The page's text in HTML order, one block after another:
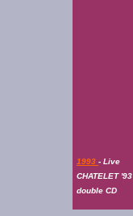
1993 - Live
CHATELET '93
double CD